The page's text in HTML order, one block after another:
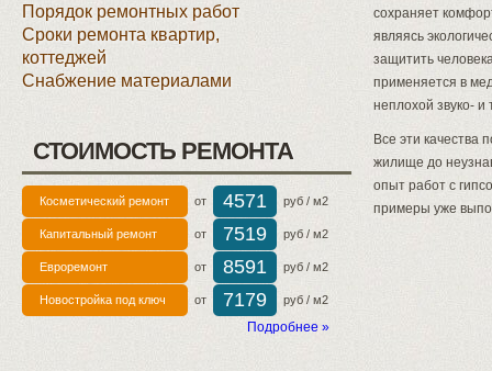
Порядок ремонтных работ
Сроки ремонта квартир,
коттеджей
Снабжение материалами
СТОИМОСТЬ РЕМОНТА
Косметический ремонт от 4571 руб / м2
Капитальный ремонт от 7519 руб / м2
Евроремонт от 8591 руб / м2
Новостройка под ключ от 7179 руб / м2
Подробнее »
сохраняет
являясь
защитить
применяется в
неплохой звуко-
Все эти качества
жилище до
опыт работ с
примеры уже